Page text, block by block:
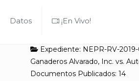
Datos ¡En Vivo!
Expediente: NEPR-RV-
Ganaderos Alvarado, Inc. vs.
Documentos Publicados: 14